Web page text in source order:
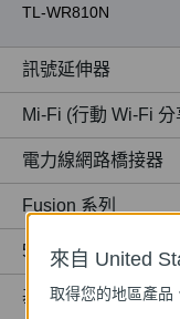
TL-WR810N
訊號延伸器
Mi-Fi (行動 Wi-Fi 分
電力線網路橋接器
Fusion 系列
5G/4G Wi-Fi 路由器
基地台 / 無線AP
來自 United
取得您的地區產品